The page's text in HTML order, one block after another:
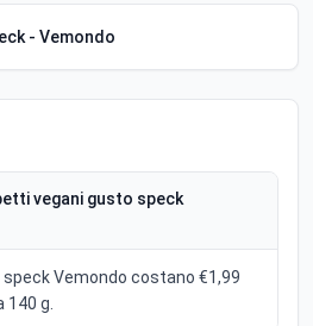
- Vemondo
vegani gusto speck
Vemondo costano €1,99
g.